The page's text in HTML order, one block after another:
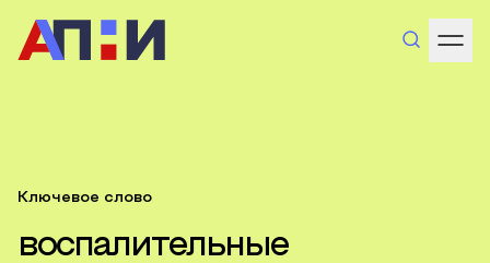
Ключевое слово
воспалительные